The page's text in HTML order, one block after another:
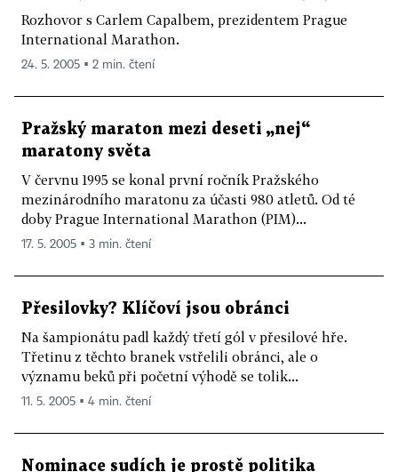
Rozhovor s Carlem Capalbem, prezidentem Prague
International Marathon.
24. 5. 2005 ▪ 2 min. čtení
Pražský maraton mezi deseti „nej“
maratony světa
V červnu 1995 se konal první ročník Pražského
mezinárodního maratonu za účasti 980 atletů. Od té
doby Prague International Marathon (PIM)...
17. 5. 2005 ▪ 3 min. čtení
Přesilovky? Klíčoví jsou obránci
Na šampionátu padl každý třetí gól v přesilové hře.
Třetinu z těchto branek vstřelili obránci, ale o
významu beků při početní výhodě se tolik...
11. 5. 2005 ▪ 4 min. čtení
Nominace sudích je prostě politika